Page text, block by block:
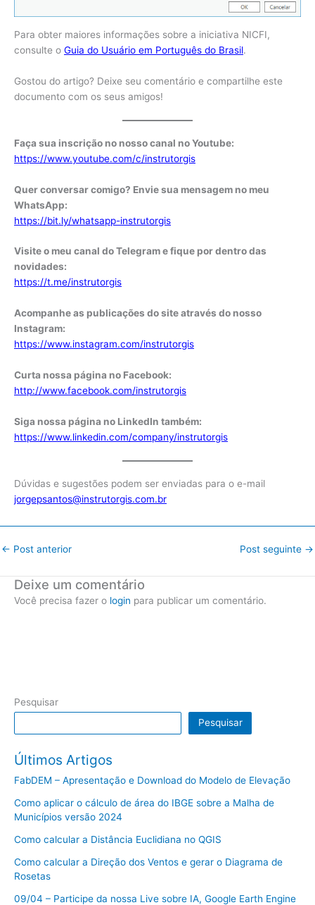
Para obter maiores informações sobre a iniciativa NICFI,
consulte o Guia do Usuário em Português do Brasil.
Gostou do artigo? Deixe seu comentário e compartilhe este
documento com os seus amigos!
Faça sua inscrição no nosso canal no Youtube:
https://www.youtube.com/c/instrutorgis
Quer conversar comigo? Envie sua mensagem no meu
WhatsApp:
https://bit.ly/whatsapp-instrutorgis
Visite o meu canal do Telegram e fique por dentro das
novidades:
https://t.me/instrutorgis
Acompanhe as publicações do site através do nosso
Instagram:
https://www.instagram.com/instrutorgis
Curta nossa página no Facebook:
http://www.facebook.com/instrutorgis
Siga nossa página no LinkedIn também:
https://www.linkedin.com/company/instrutorgis
Dúvidas e sugestões podem ser enviadas para o e-mail
jorgepsantos@instrutorgis.com.br
← Post anterior Post seguinte →
Deixe um comentário
Você precisa fazer o login para publicar um comentário.
Pesquisar
Pesquisar
Últimos Artigos
FabDEM – Apresentação e Download do Modelo de Elevação
Como aplicar o cálculo de área do IBGE sobre a Malha de
Municípios versão 2024
Como calcular a Distância Euclidiana no QGIS
Como calcular a Direção dos Ventos e gerar o Diagrama de
Rosetas
09/04 – Participe da nossa Live sobre IA, Google Earth Engine